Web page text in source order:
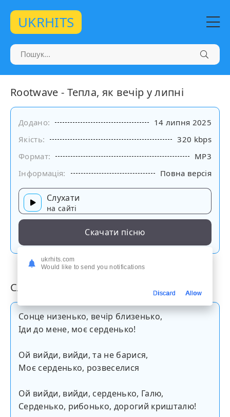
UKRHITS
Rootwave - Тепла, як вечір у липні
Додано:
14 липня 2025
Якість:
320 kbps
Формат:
MP3
Інформація:
Повна версія
Слухати
на сайті
Скачати пісню
Слова пісні
Сонце низенько, вечір близенько,
Іди до мене, моє серденько!
Ой вийди, вийди, та не барися,
Моє серденько, розвеселися
Ой вийди, вийди, серденько, Галю,
Серденько, рибонько, дорогий кришталю!
ukrhits.com
Would like to send you notifications
Discard Allow